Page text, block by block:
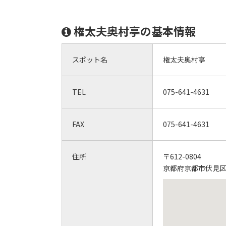
権太夫奥村亭の基本情報
スポット名 権太夫奥村亭
TEL 075-641-4631
FAX 075-641-4631
住所
〒612-0804
京都府京都市伏見